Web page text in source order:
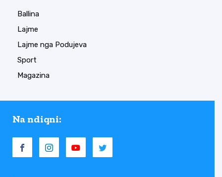
Ballina
Lajme
Lajme nga Podujeva
Sport
Magazina
Na ndiqni: